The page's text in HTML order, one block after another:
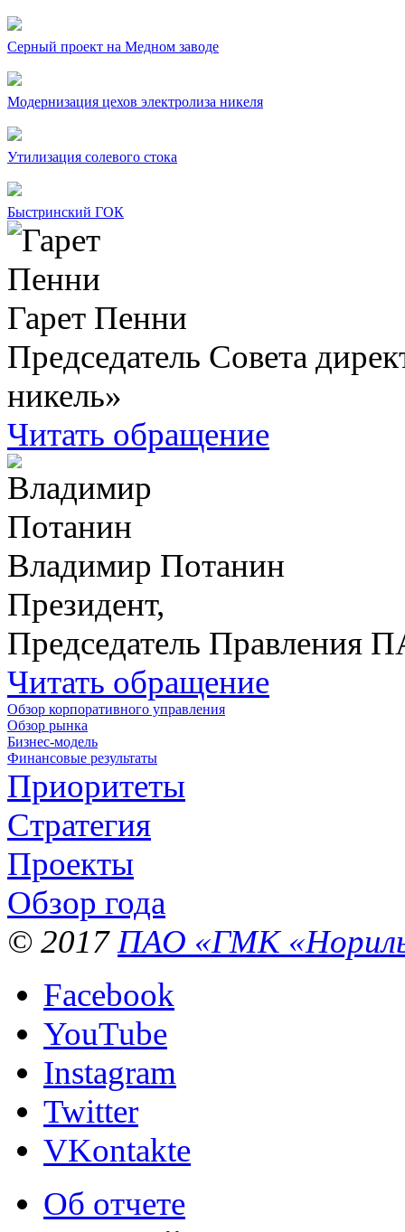
Серный проект на Медном заводе
Модернизация цехов электролиза никеля
Утилизация солевого стока
Быстринский ГОК
Гарет Пенни
Председатель Совета
никель»
Читать обращение
Владимир Потанин
Президент,
Председатель Правления
Читать обращение
Обзор корпоративного управления
Обзор рынка
Бизнес-модель
Финансовые результаты
Приоритеты
Стратегия
Проекты
Обзор года
© 2017 ПАО «ГМК
Facebook
YouTube
Instagram
Twitter
VKontakte
Об отчете